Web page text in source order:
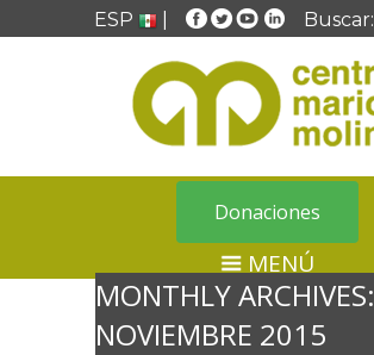
ESP Buscar:
Donaciones
MENÚ
MONTHLY ARCHIVES:
NOVIEMBRE 2015